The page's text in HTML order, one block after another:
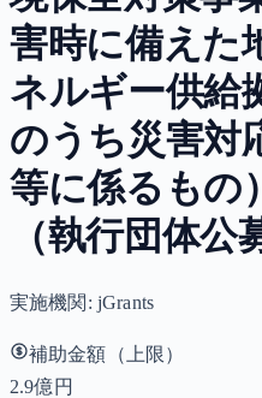
害時に備えた
ネルギー供給
のうち災害対
等に係るもの
（執行団体公
実施機関: jGrants
補助金額（上限）
2.9億円